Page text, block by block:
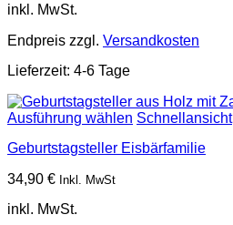
inkl. MwSt.
Endpreis zzgl. Versandkosten
Lieferzeit: 4-6 Tage
Ausführung wählen Schnellansicht
Geburtstagsteller Eisbärfamilie
34,90 € Inkl. MwSt
inkl. MwSt.